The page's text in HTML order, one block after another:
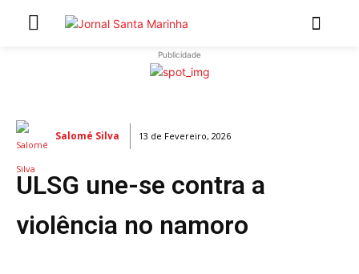
ARTIGOS DE OPINIÃO
Secções
MARCHAS POPULARES DE SÃO JOÃO 2026
NATAL NAS FREGUESIAS
Publicidade
Salomé Silva 13 de Fevereiro, 2026
ULSG une-se contra a
violência no namoro